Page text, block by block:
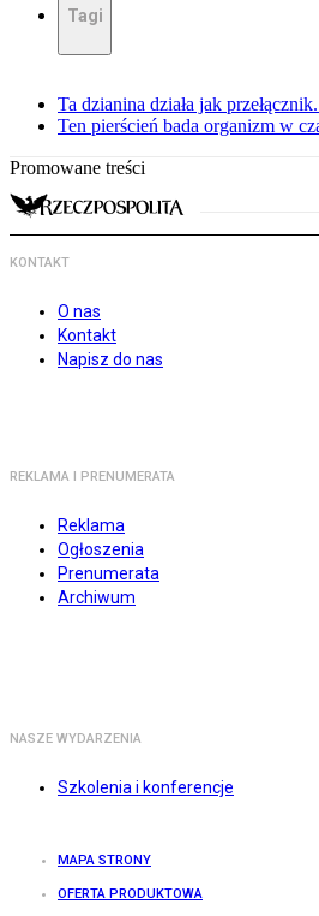
Tagi
Ta dzianina działa jak
Ten pierścień bada organizm w
Promowane treści
KONTAKT
O nas
Kontakt
Napisz do nas
REKLAMA I PRENUMERATA
Reklama
Ogłoszenia
Prenumerata
Archiwum
NASZE WYDARZENIA
Szkolenia i konferencje
MAPA STRONY
OFERTA PRODUKTOWA